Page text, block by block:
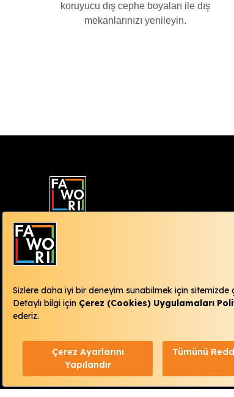
koruyucu dış cephe boyaları ile dış
mekanlarınızı yenileyin.
34852 Maltepe / İstanbul
Fawori Danışma Hattı
444 98 15